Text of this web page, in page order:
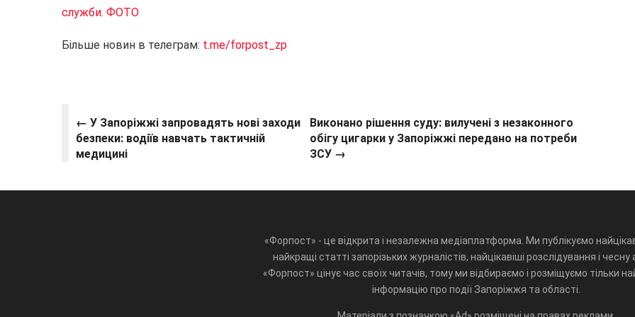
служби. ФОТО
Більше новин в телеграм: t.me/forpost_zp
← У Запоріжжі запровадять нові заходи
безпеки: водіїв навчать тактичній
медицині
Виконано рішення суду: вилучені з незаконного
обігу цигарки у Запоріжжі передано на потреби
ЗСУ →
«Форпост» - це відкрита і незалежна медіаплатформа. Ми публікуємо
найкращі статті запорізьких журналістів, найцікавіші розслідування і чесну
«Форпост» цінує час своїх читачів, тому ми відбираємо і розміщуємо тільки
інформацію про події Запоріжжя та області.